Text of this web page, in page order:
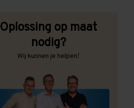
Oplossing op maat
nodig?
Wij kunnen je helpen!